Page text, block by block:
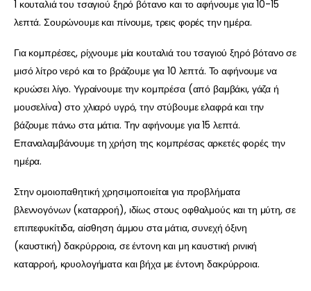
1 κουταλιά του τσαγιού ξηρό βότανο και το αφήνουμε για 10-15
λεπτά. Σουρώνουμε και πίνουμε, τρεις φορές την ημέρα.
Για κομπρέσες, ρίχνουμε μία κουταλιά του τσαγιού ξηρό βότανο σε
μισό λίτρο νερό και το βράζουμε για 10 λεπτά. Το αφήνουμε να
κρυώσει λίγο. Υγραίνουμε την κομπρέσα (από βαμβάκι, γάζα ή
μουσελίνα) στο χλιαρό υγρό, την στύβουμε ελαφρά και την
βάζουμε πάνω στα μάτια. Την αφήνουμε για 15 λεπτά.
Επαναλαμβάνουμε τη χρήση της κομπρέσας αρκετές φορές την
ημέρα.
Στην ομοιοπαθητική χρησιμοποιείται για προβλήματα
βλεννογόνων (καταρροή), ιδίως στους οφθαλμούς και τη μύτη, σε
επιπεφυκίτιδα, αίσθηση άμμου στα μάτια, συνεχή όξινη
(καυστική) δακρύρροια, σε έντονη και μη καυστική ρινική
καταρροή, κρυολογήματα και βήχα με έντονη δακρύρροια.